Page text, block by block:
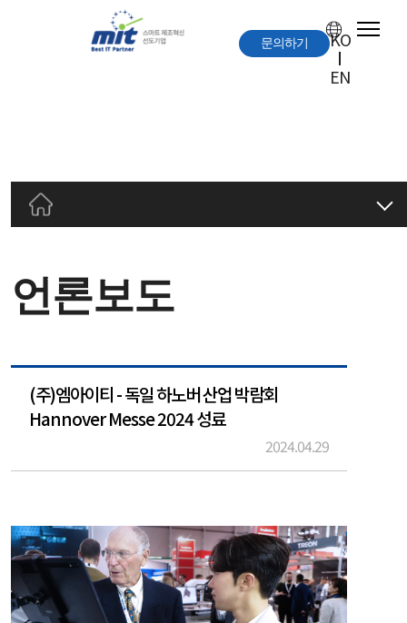
문의하기
KO
EN
공지사항
문의하기
언론보도
(주)엠아이티 - 독일 하노버 산업 박람회
Hannover Messe 2024 성료
2024.04.29